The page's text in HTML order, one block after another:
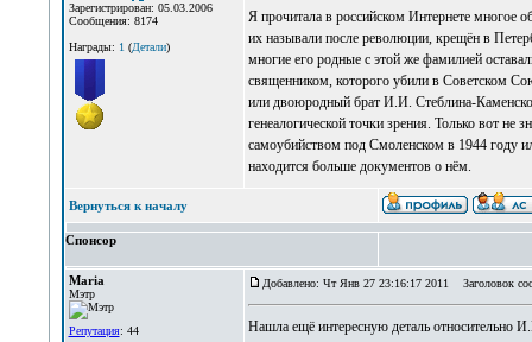
Зарегистрирован: 05.03.2006
Сообщения: 8174
Награды: 1(Детали)
Я прочитала в российском Интернете многое
их называли после революции, крещён в
многие его родные с этой же фамилией
священником, которого убили в Советском
или двоюродный брат И.И. Стеблина-
генеалогической точки зрения. Только вот
самоубийством под Смоленском в 1944 году
находится больше документов о нём.
Вернуться к началу
Спонсор
Maria
Мэтр
Репутация: 44
Добавлено: Чт Янв 27 23:16:17 2011 Заголовок
Нашла ещё интересную деталь относительно